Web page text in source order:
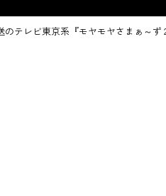
のテレビ東京系『モヤモヤさまぁ～